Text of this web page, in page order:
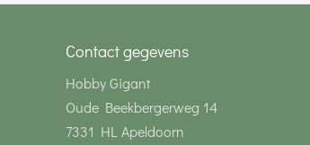
Contact gegevens
Hobby Gigant
Oude Beekbergerweg 14
7331 HL Apeldoorn